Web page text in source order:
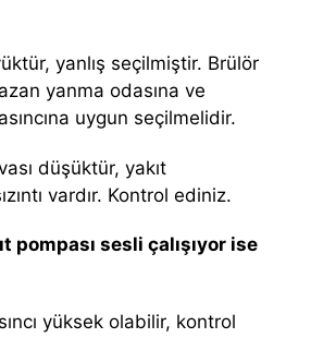
yanlış seçilmiştir. Brülör
yanma odasına ve
uygun seçilmelidir.
düşüktür, yakıt
vardır. Kontrol ediniz.
pompası sesli çalışıyor ise
yüksek olabilir, kontrol